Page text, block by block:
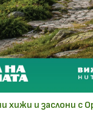
хижи и заслони с